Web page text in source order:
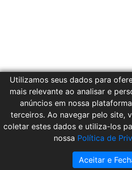
© 2021. NTI URI/
Utilizamos seus dados para
mais relevante ao analisar e
anúncios em nossa
terceiros. Ao navegar pelo site,
coletar estes dados e utiliza-los
nossa Política de
Aceitar e